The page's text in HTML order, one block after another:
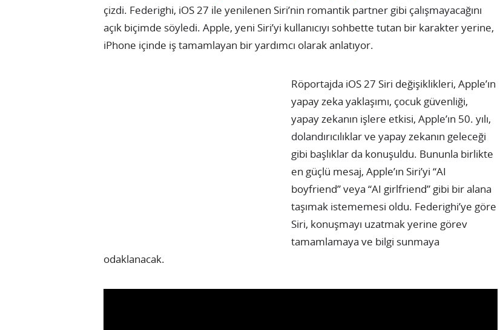
çizdi. Federighi, iOS 27 ile yenilenen Siri’nin romantik partner gibi çalışmayacağını
açık biçimde söyledi. Apple, yeni Siri’yi kullanıcıyı sohbette tutan bir karakter yerine,
iPhone içinde iş tamamlayan bir yardımcı olarak anlatıyor.
Röportajda iOS 27 Siri değişiklikleri, Apple’ın
yapay zeka yaklaşımı, çocuk güvenliği,
yapay zekanın işlere etkisi, Apple’ın 50. yılı,
dolandırıcılıklar ve yapay zekanın geleceği
gibi başlıklar da konuşuldu. Bununla birlikte
en güçlü mesaj, Apple’ın Siri’yi “AI
boyfriend” veya “AI girlfriend” gibi bir alana
taşımak istememesi oldu. Federighi’ye göre
Siri, konuşmayı uzatmak yerine görev
tamamlamaya ve bilgi sunmaya
odaklanacak.